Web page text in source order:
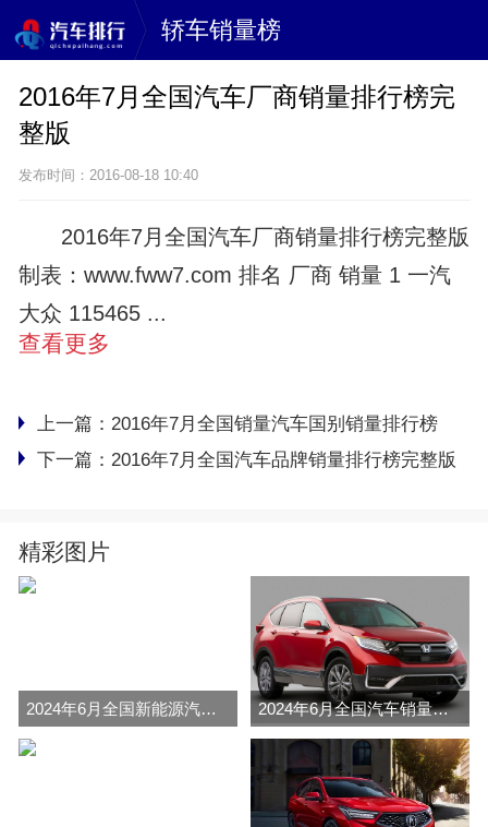
轿车销量榜
2016年7月全国汽车厂商销量排行榜完
整版
发布时间：2016-08-18 10:40
2016年7月全国汽车厂商销量排行榜完整版
制表：www.fww7.com 排名 厂商 销量 1 一汽
大众 115465 ...
查看更多
上一篇： 2016年7月全国销量汽车国别销量排行榜
下一篇： 2016年7月全国汽车品牌销量排行榜完整版
精彩图片
2024年6月全国新能源汽车销量排行榜完整版(零售量 2024年6月全国汽车销量排行榜完整版(零售量